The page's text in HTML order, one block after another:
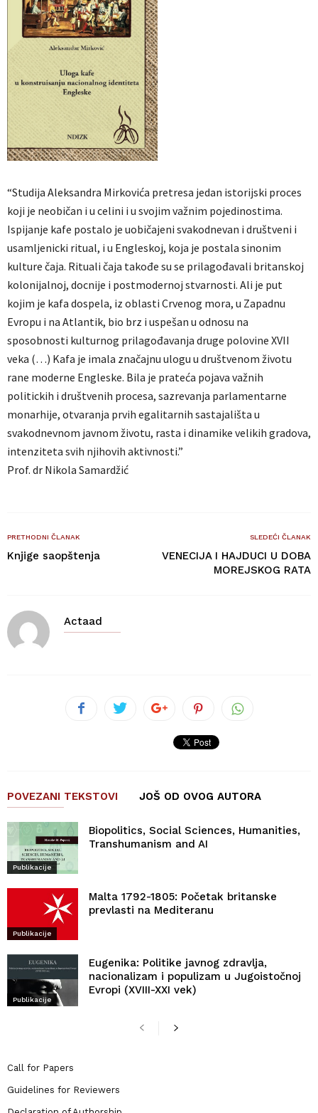
“Studija Aleksandra Mirkovića pretresa jedan istorijski proces
koji je neobičan i u celini i u svojim važnim pojedinostima.
Ispijanje kafe postalo je uobičajeni svakodnevan i društveni i
usamljenicki ritual, i u Engleskoj, koja je postala sinonim
kulture čaja. Rituali čaja takođe su se prilagođavali britanskoj
kolonijalnoj, docnije i postmodernoj stvarnosti. Ali je put
kojim je kafa dospela, iz oblasti Crvenog mora, u Zapadnu
Evropu i na Atlantik, bio brz i uspešan u odnosu na
sposobnosti kulturnog prilagođavanja druge polovine XVII
veka (…) Kafa je imala značajnu ulogu u društvenom životu
rane moderne Engleske. Bila je prateća pojava važnih
politickih i društvenih procesa, sazrevanja parlamentarne
monarhije, otvaranja prvih egalitarnih sastajališta u
svakodnevnom javnom životu, rasta i dinamike velikih gradova,
intenziteta svih njihovih aktivnosti.”
Prof. dr Nikola Samardžić
PRETHODNI ČLANAK
Knjige saopštenja
SLEDEĆI ČLANAK
VENECIJA I HAJDUCI U DOBA
MOREJSKOG RATA
Actaad
POVEZANI TEKSTOVI JOŠ OD OVOG AUTORA
Publikacije
Biopolitics, Social Sciences, Humanities,
Transhumanism and AI
Publikacije
Malta 1792-1805: Početak britanske
prevlasti na Mediteranu
Publikacije
Eugenika: Politike javnog zdravlja,
nacionalizam i populizam u Jugoistočnoj
Evropi (XVIII-XXI vek)
Call for Papers
Guidelines for Reviewers